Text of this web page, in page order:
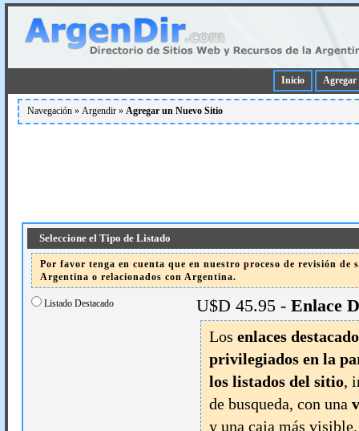
Inicio Agregar
Navegación » Argendir » Agregar un Nuevo Sitio
Seleccione el Tipo de Listado
Por favor tenga en cuenta que en nuestro proceso de revisión de
Argentina o relacionados con Argentina.
Listado Destacado U$D 45.95 - Enlace
Los enlaces
privilegiados en la
los listados del sitio,
de busqueda, con una
y una caja más